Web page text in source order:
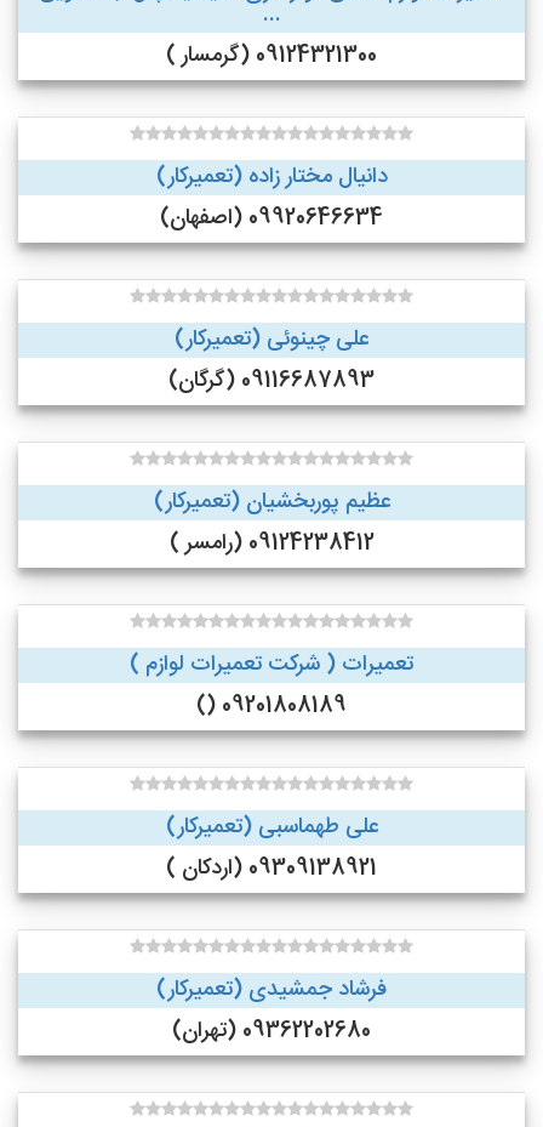
...
09124321300 (گرمسار )
دانیال مختار زاده (تعمیرکار)
09920646634 (اصفهان)
علی چینوئی (تعمیرکار)
09116687893 (گرگان)
عظیم پوربخشیان (تعمیرکار)
09124238412 (رامسر )
تعمیرات ( شرکت تعمیرات لوازم )
09201808189 ()
علی طهماسبی (تعمیرکار)
09309138921 (اردکان )
فرشاد جمشیدی (تعمیرکار)
09362202680 (تهران)